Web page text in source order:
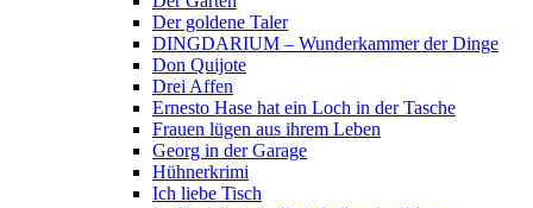
Der goldene Taler
DINGDARIUM – Wunderkammer der Dinge
Don Quijote
Drei Affen
Ernesto Hase hat ein Loch in der Tasche
Frauen lügen aus ihrem Leben
Georg in der Garage
Hühnerkrimi
Ich liebe Tisch